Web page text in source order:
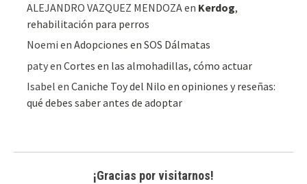
ALEJANDRO VAZQUEZ MENDOZAen Kerdog,
rehabilitación para perros
Noemi enAdopciones en SOS Dálmatas
patyenCortes en las almohadillas, cómo actuar
Isabel enCaniche Toy del Nilo en opiniones y reseñas:
qué debes saber antes de adoptar
¡Gracias por visitarnos!